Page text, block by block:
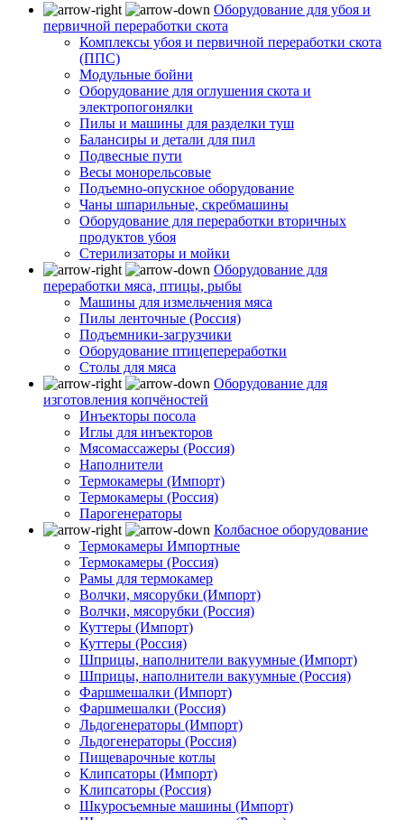
Оборудование для убоя и
первичной переработки скота
Комплексы убоя и первичной переработки скота
(ППС)
Модульные бойни
Оборудование для оглушения скота и
электропогонялки
Пилы и машины для разделки туш
Балансиры и детали для пил
Подвесные пути
Весы монорельсовые
Подъемно-опускное оборудование
Чаны шпарильные, скребмашины
Оборудование для переработки вторичных
продуктов убоя
Стерилизаторы и мойки
Оборудование для
переработки мяса, птицы, рыбы
Машины для измельчения мяса
Пилы ленточные (Россия)
Подъемники-загрузчики
Оборудование птицепереработки
Столы для мяса
Оборудование для
изготовления копчёностей
Инъекторы посола
Иглы для инъекторов
Мясомассажеры (Россия)
Наполнители
Термокамеры (Импорт)
Термокамеры (Россия)
Парогенераторы
Колбасное оборудование
Термокамеры Импортные
Термокамеры (Россия)
Рамы для термокамер
Волчки, мясорубки (Импорт)
Волчки, мясорубки (Россия)
Куттеры (Импорт)
Куттеры (Россия)
Шприцы, наполнители вакуумные (Импорт)
Шприцы, наполнители вакуумные (Россия)
Фаршмешалки (Импорт)
Фаршмешалки (Россия)
Льдогенераторы (Импорт)
Льдогенераторы (Россия)
Пищеварочные котлы
Клипсаторы (Импорт)
Клипсаторы (Россия)
Шкуросъемные машины (Импорт)